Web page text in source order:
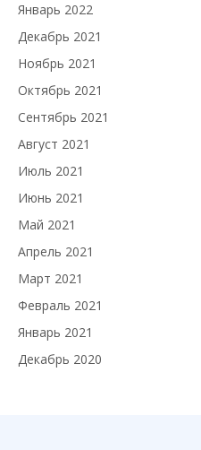
Январь 2022
Декабрь 2021
Ноябрь 2021
Октябрь 2021
Сентябрь 2021
Август 2021
Июль 2021
Июнь 2021
Май 2021
Апрель 2021
Март 2021
Февраль 2021
Январь 2021
Декабрь 2020